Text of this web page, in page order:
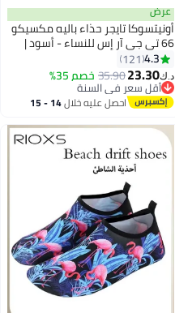
13
عرض
أونيتسوكا تايجر حذاء باليه مكسيكو
66 تي جي آر إس للنساء - أسود |
حذاء ماري جين مريح وأنيق غير
رسمي
4.3
121
د.ك‏23.30
35.90خصم 35%
أقل سعر في السنة
أقل سعر في السنة
احصل عليه خلال 14 - 15